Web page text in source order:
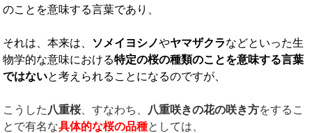
のことを意味する言葉であり、
それは、本来は、 ソメイヨシノやヤマザクラなどといった生
物学的な意味における特定の桜の種類のことを意味する言葉
ではないと考えられることになるのですが、
こうした 八重桜、すなわち、 八重咲きの花の咲き方をするこ
とで有名な具体的な桜の品種としては、